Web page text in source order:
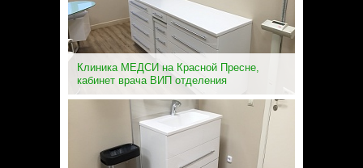
Клиника МЕДСИ на Красной Пресне,
кабинет врача ВИП отделения